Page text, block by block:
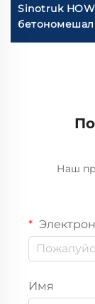
Sinotruk
Наш
Имя